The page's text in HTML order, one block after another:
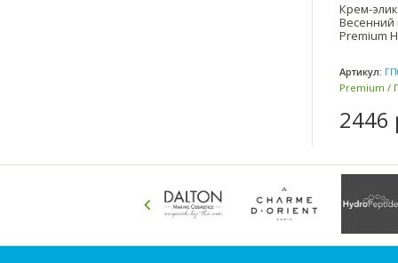
Крем-
Весенний
Premium
Артикул:
Premium /
2446